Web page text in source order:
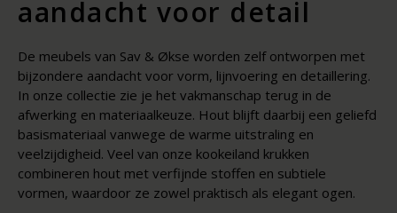
aandacht voor detail
De meubels van Sav & Økse worden zelf ontworpen met
bijzondere aandacht voor vorm, lijnvoering en detaillering.
In onze collectie zie je het vakmanschap terug in de
afwerking en materiaalkeuze. Hout blijft daarbij een geliefd
basismateriaal vanwege de warme uitstraling en
veelzijdigheid. Veel van onze kookeiland krukken
combineren hout met verfijnde stoffen en subtiele
vormen, waardoor ze zowel praktisch als elegant ogen.